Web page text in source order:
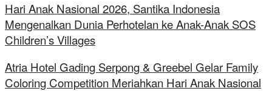
Hari Anak Nasional 2026, Santika Indonesia
Mengenalkan Dunia Perhotelan ke Anak-Anak SOS
Children’s Villages
Atria Hotel Gading Serpong & Greebel Gelar Family
Coloring Competition Meriahkan Hari Anak Nasional